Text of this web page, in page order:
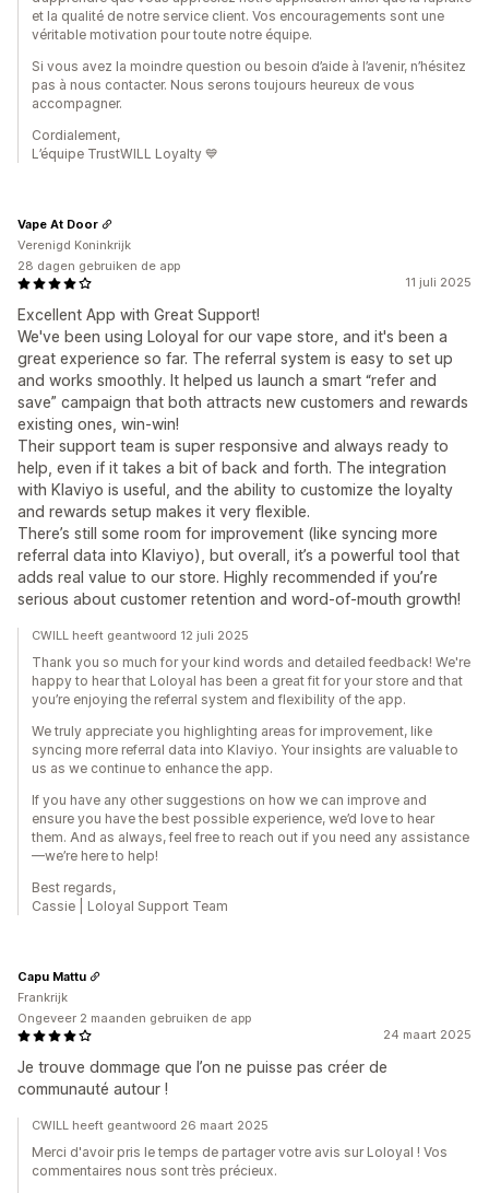
et la qualité de notre service client. Vos encouragements sont une
véritable motivation pour toute notre équipe.
Si vous avez la moindre question ou besoin d’aide à l’avenir, n’hésitez
pas à nous contacter. Nous serons toujours heureux de vous
accompagner.
Cordialement,
L’équipe TrustWILL Loyalty 💙
11 juli 2025
Excellent App with Great Support!
We've been using Loloyal for our vape store, and it's been a
great experience so far. The referral system is easy to set up
and works smoothly. It helped us launch a smart “refer and
save” campaign that both attracts new customers and rewards
existing ones, win-win!
Their support team is super responsive and always ready to
help, even if it takes a bit of back and forth. The integration
with Klaviyo is useful, and the ability to customize the loyalty
and rewards setup makes it very flexible.
There’s still some room for improvement (like syncing more
referral data into Klaviyo), but overall, it’s a powerful tool that
adds real value to our store. Highly recommended if you’re
serious about customer retention and word-of-mouth growth!
Vape At Door
Verenigd Koninkrijk
28 dagen gebruiken de app
CWILL heeft geantwoord 12 juli 2025
Thank you so much for your kind words and detailed feedback! We're
happy to hear that Loloyal has been a great fit for your store and that
you’re enjoying the referral system and flexibility of the app.
We truly appreciate you highlighting areas for improvement, like
syncing more referral data into Klaviyo. Your insights are valuable to
us as we continue to enhance the app.
If you have any other suggestions on how we can improve and
ensure you have the best possible experience, we’d love to hear
them. And as always, feel free to reach out if you need any assistance
—we’re here to help!
Best regards,
Cassie | Loloyal Support Team
24 maart 2025
Je trouve dommage que l’on ne puisse pas créer de
communauté autour !
Capu Mattu
Frankrijk
Ongeveer 2 maanden gebruiken de app
CWILL heeft geantwoord 26 maart 2025
Merci d'avoir pris le temps de partager votre avis sur Loloyal ! Vos
commentaires nous sont très précieux.